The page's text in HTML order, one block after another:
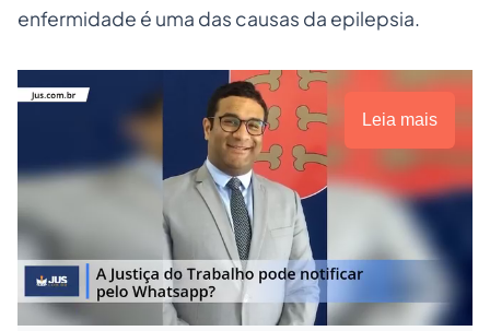
enfermidade é uma das causas da epilepsia.
Leia mais